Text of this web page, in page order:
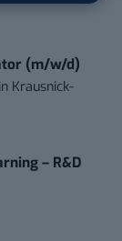
(m/w/d)
in Krausnick-
– R&D